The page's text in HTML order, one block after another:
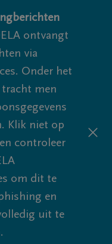
ontvangt
via
Onder het
tracht men
Klik niet op
controleer
om dit te
en
uit te